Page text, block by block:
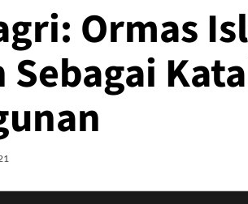
Ormas
Sebagai